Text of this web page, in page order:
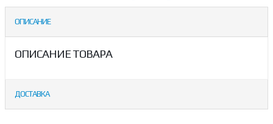
ОПИСАНИЕ
ОПИСАНИЕ ТОВАРА
ДОСТАВКА